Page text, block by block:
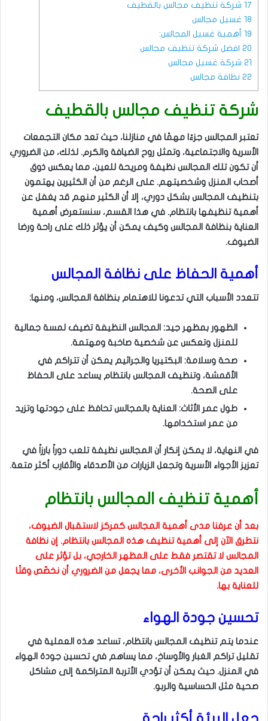
17 شركة تنظيف مجالس بالقطيف
18 غسيل مجالس
19 أهمية غسيل المجالس:
20 افضل شركة تنظيف مجالس
21 شركة غسيل مجالس
22 نظافة مجالس
شركة تنظيف مجالس بالقطيف
تعتبر المجالس جزءًا مهمًا في منازلنا، حيث تعد مكان التجمعات
الأسرية والاجتماعية، وتمثل روح الضيافة والكرم. لذلك، من الضروري
أن تكون تلك المجالس نظيفة ومريحة للعين، مما يعكس ذوق
أصحاب المنزل وشخصيتهم. على الرغم من أن الكثيرين يهتمون
بتنظيف المجالس بشكل دوري، إلا أن الكثير منهم قد يغفل عن
أهمية تنظيفها بانتظام. في هذا القسم، سنستعرض أهمية
العناية بنظافة المجالس وكيف يمكن أن يؤثر ذلك على راحة ورضا
الضيوف.
أهمية الحفاظ على نظافة المجالس
تتعدد الأسباب التي تدعونا للاهتمام بنظافة المجالس، ومنها:
الظهور بمظهر جيد: المجالس النظيفة تضيف لمسة جمالية
للمنزل وتعكس عن شخصية صاخبة ومهتمة.
صحة وسلامة: البكتيريا والجراثيم يمكن أن تتراكم في
الأقمشة، وتنظيف المجالس بانتظام يساعد على الحفاظ
على الصحة.
طول عمر الأثاث: العناية بالمجالس تحافظ على جودتها وتزيد
من عمر استخدامها.
في النهاية، لا يمكن إنكار أن المجالس نظيفة تلعب دوراً بارزاً في
تعزيز الأجواء الأسرية وتجعل الزيارات من الأصدقاء والأقارب أكثر متعة.
أهمية تنظيف المجالس بانتظام
بعد أن عرفنا مدى أهمية المجالس كمركز لاستقبال الضيوف،
نتطرق الآن إلى أهمية تنظيف هذه المجالس بانتظام. إن نظافة
المجالس لا تقتصر فقط على المظهر الخارجي، بل تؤثر على
العديد من الجوانب الأخرى، مما يجعل من الضروري أن نخصّص وقتًا
للعناية بها.
تحسين جودة الهواء
عندما يتم تنظيف المجالس بانتظام، تساعد هذه العملية في
تقليل تراكم الغبار والأوساخ، مما يساهم في تحسين جودة الهواء
في المنزل. حيث يمكن أن تؤدي الأتربة المتراكمة إلى مشاكل
صحية مثل الحساسية والربو.